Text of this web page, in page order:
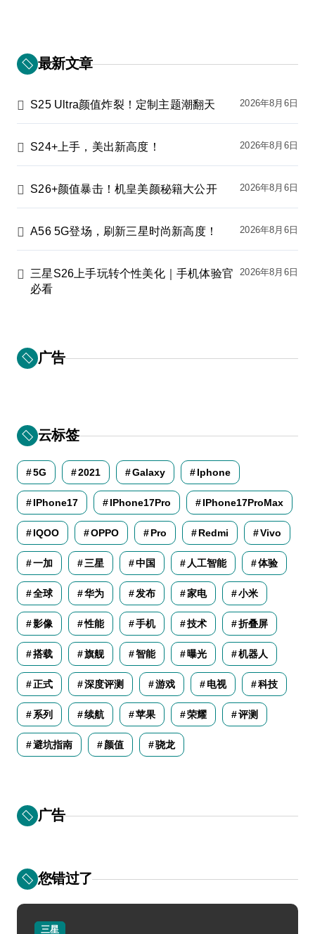
最新文章
S25 Ultra颜值炸裂！定制主题潮翻天 2026年8月6日
S24+上手，美出新高度！ 2026年8月6日
S26+颜值暴击！机皇美颜秘籍大公开 2026年8月6日
A56 5G登场，刷新三星时尚新高度！ 2026年8月6日
三星S26上手玩转个性美化｜手机体验官
必看
2026年8月6日
广告
云标签
5G 2021 Galaxy Iphone
IPhone17 IPhone17Pro IPhone17ProMax
IQOO OPPO Pro Redmi Vivo
一加 三星 中国 人工智能 体验
全球 华为 发布 家电 小米
影像 性能 手机 技术 折叠屏
搭载 旗舰 智能 曝光 机器人
正式 深度评测 游戏 电视 科技
系列 续航 苹果 荣耀 评测
避坑指南 颜值 骁龙
广告
您错过了
三星